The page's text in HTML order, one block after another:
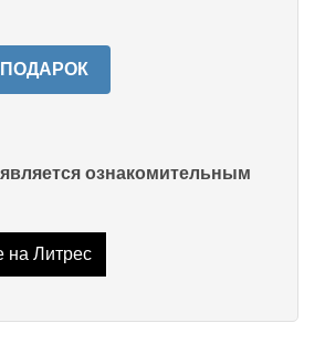
ознакомительным
на Литрес